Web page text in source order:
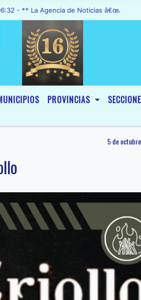
de Noticias â€œA1 Noticiasâ€,
PROVINCIAS
5 de